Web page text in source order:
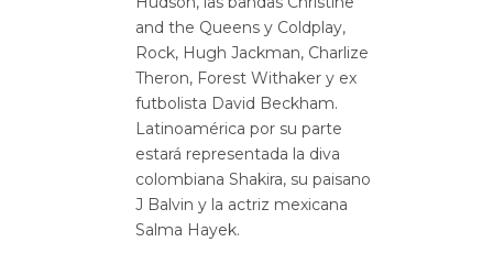
and the Queens y Coldplay,
Rock, Hugh Jackman, Charlize
Theron, Forest Withaker y ex
futbolista David Beckham.
Latinoamérica por su parte
estará representada la diva
colombiana Shakira, su paisano
J Balvin y la actriz mexicana
Salma Hayek.